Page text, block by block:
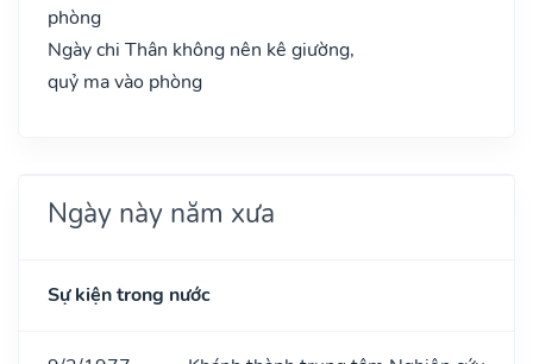
phòng
Ngày chi Thân không nên kê giường,
quỷ ma vào phòng
Ngày này năm xưa
Sự kiện trong nước